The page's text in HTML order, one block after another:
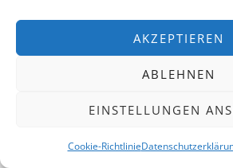
AKZEPTIEREN
ABLEHNEN
EINSTELLUNGEN
Cookie-Richtlinie